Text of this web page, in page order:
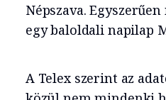
Népszava.
egy baloldali napilap
A Telex szerint az